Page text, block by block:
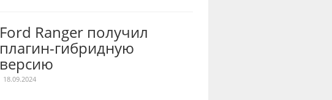
Ford Ranger получил
плагин-гибридную
версию
18.09.2024